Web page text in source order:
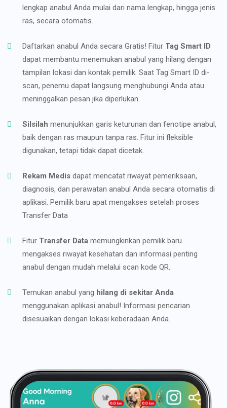
lengkap anabul Anda mulai dari nama lengkap, hingga jenis
ras, secara otomatis.
Daftarkan anabul Anda secara Gratis! Fitur Tag Smart ID
dapat membantu menemukan anabul yang hilang dengan
tampilan lokasi dan kontak pemilik. Saat Tag Smart ID di-
scan, penemu dapat langsung menghubungi Anda atau
meninggalkan pesan jika diperlukan.
Silsilah menunjukkan garis keturunan dan fenotipe anabul,
baik dengan ras maupun tanpa ras. Fitur ini fleksible
digunakan, tetapi tidak dapat dicetak.
Rekam Medis dapat mencatat riwayat pemeriksaan,
diagnosis, dan perawatan anabul Anda secara otomatis di
aplikasi. Pemilik baru apat mengakses setelah proses
Transfer Data
Fitur Transfer Data memungkinkan pemilik baru
mengakses riwayat kesehatan dan informasi penting
anabul dengan mudah melalui scan kode QR.
Temukan anabul yang hilang di sekitar Anda
menggunakan aplikasi anabul! Informasi pencarian
disesuaikan dengan lokasi keberadaan Anda.